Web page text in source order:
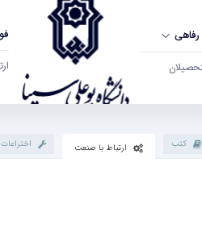
رفاهی
کتب ارتباط با صنعت